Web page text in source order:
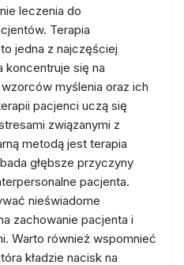
leczenia do
Terapia
jedna z najczęściej
się na
myślenia oraz ich
pacjenci uczą się
związanymi z
metodą jest terapia
głębsze przyczyny
pacjenta.
nieświadome
zachowanie pacjenta i
Warto również wspomnieć
kładzie nacisk na